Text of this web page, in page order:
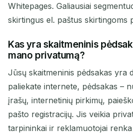
Whitepages. Galiausiai
skirtingus el. paštus skirtingoms
Kas yra skaitmeninis
mano privatumą?
Jūsų skaitmeninis pėdsakas yra
paliekate internete, pėdsakas –
įrašų, internetinių pirkimų,
pašto registracijų. Jis veikia
tarpininkai ir reklamuotojai